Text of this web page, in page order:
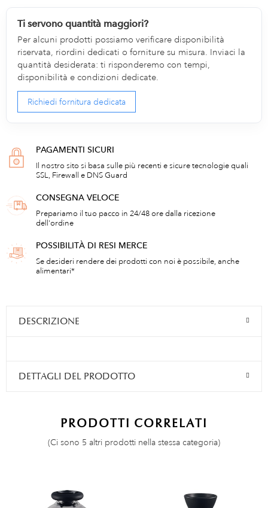
Ti servono quantità maggiori?
Per alcuni prodotti possiamo verificare disponibilità
riservata, riordini dedicati o forniture su misura. Inviaci la
quantità desiderata: ti risponderemo con tempi,
disponibilità e condizioni dedicate.
Richiedi fornitura dedicata
PAGAMENTI SICURI
Il nostro sito si basa sulle più recenti e sicure tecnologie quali
SSL, Firewall e DNS Guard
CONSEGNA VELOCE
Prepariamo il tuo pacco in 24/48 ore dalla ricezione
dell'ordine
POSSIBILITÀ DI RESI MERCE
Se desideri rendere dei prodotti con noi è possibile, anche
alimentari*
DESCRIZIONE
DETTAGLI DEL PRODOTTO
PRODOTTI CORRELATI
(Ci sono 5 altri prodotti nella stessa categoria)